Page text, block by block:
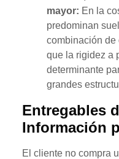
mayor: En la
predominan
combinación de
que la rigidez a
determinante
grandes
Entregables
Información
El cliente no compra